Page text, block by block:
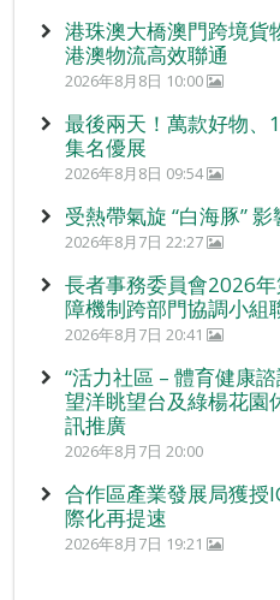
港珠澳大橋澳門跨境貨
港澳物流高效聯通
2026年8月8日 10:00
最後兩天！萬款好物、
集名優展
2026年8月8日 09:54
受熱帶氣旋 “白海豚”
2026年8月7日 22:27
長者事務委員會2026
障機制跨部門協調小組
2026年8月7日 20:41
“活力社區 – 體育健康
望洋眺望台及綠楊花園
訊推廣
2026年8月7日 20:00
合作區產業發展局獲授
際化再提速
2026年8月7日 19:21